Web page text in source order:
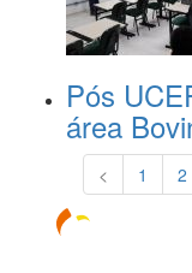
Pós
área
< 1 2